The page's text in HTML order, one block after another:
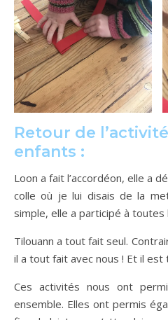
Retour de
enfants :
Loon a fait l’accordéon, elle a
colle où je lui disais de la
simple, elle a participé à toutes
Tilouann a tout fait seul.
il a tout fait avec nous ! Et il
Ces activités nous ont
ensemble. Elles ont permis